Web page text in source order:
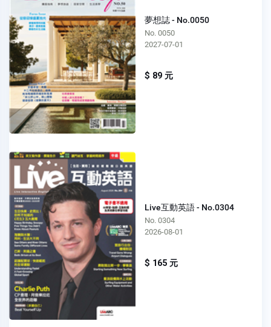
夢想誌 - No.0050
No. 0050
2027-07-01
$ 89 元
Live互動英語 - No.0304
No. 0304
2026-08-01
$ 165 元